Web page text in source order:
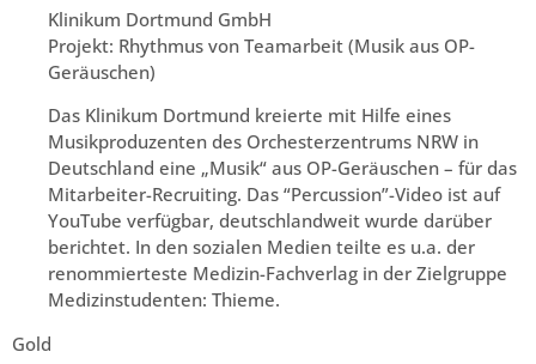
Klinikum Dortmund GmbH
Projekt: Rhythmus von Teamarbeit (Musik aus OP-
Geräuschen)
Das Klinikum Dortmund kreierte mit Hilfe eines
Musikproduzenten des Orchesterzentrums NRW in
Deutschland eine „Musik“ aus OP-Geräuschen – für das
Mitarbeiter-Recruiting. Das “Percussion”-Video ist auf
YouTube verfügbar, deutschlandweit wurde darüber
berichtet. In den sozialen Medien teilte es u.a. der
renommierteste Medizin-Fachverlag in der Zielgruppe
Medizinstudenten: Thieme.
Gold